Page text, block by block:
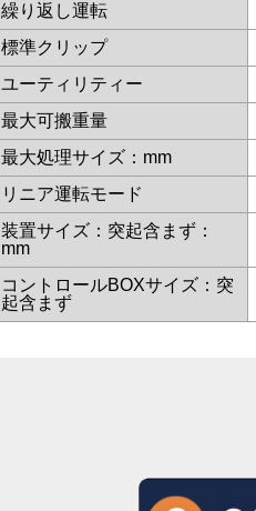
繰り返し運転
標準クリップ
ユーティリティー
最大可搬重量
最大処理サイズ：mm
リニア運転モード
装置サイズ：突起含まず：
mm
コントロールBOXサイズ：突
起含まず